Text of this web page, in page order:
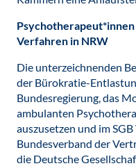
Verfahren in NRW
Die unterzeichnenden
der Bürokratie-
Bundesregierung, das
ambulanten
auszusetzen und im
Bundesverband der
die Deutsche